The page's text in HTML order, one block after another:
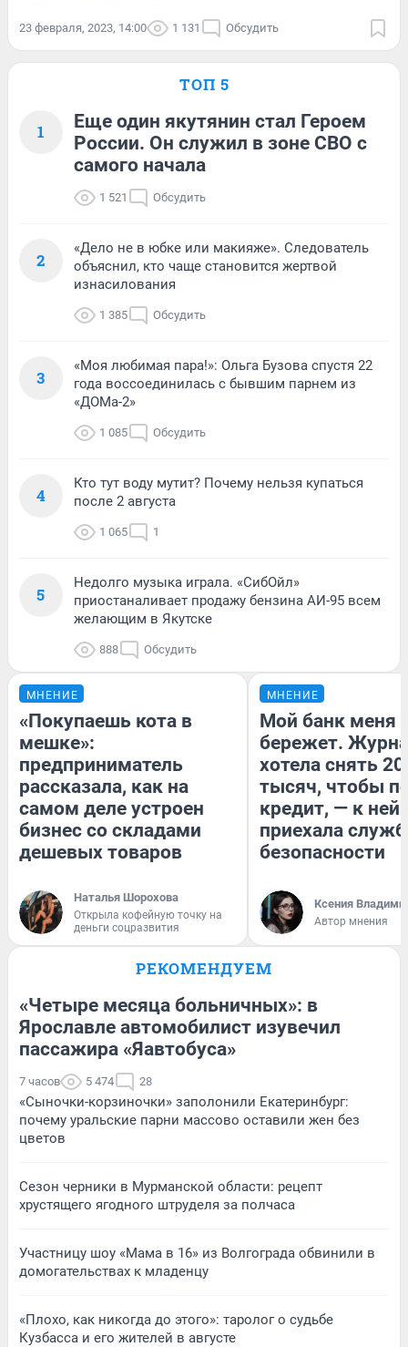
23 февраля, 2023, 14:00 1 131 Обсудить
ТОП 5
1
Еще один якутянин стал Героем
России. Он служил в зоне СВО с
самого начала
1 521 Обсудить
2
«Дело не в юбке или макияже». Следователь
объяснил, кто чаще становится жертвой
изнасилования
1 385 Обсудить
3
«Моя любимая пара!»: Ольга Бузова спустя 22
года воссоединилась с бывшим парнем из
«ДОМа-2»
1 085 Обсудить
4
Кто тут воду мутит? Почему нельзя купаться
после 2 августа
1 065 1
5
Недолго музыка играла. «СибОйл»
приостаналивает продажу бензина АИ-95 всем
желающим в Якутске
888 Обсудить
МНЕНИЕ
«Покупаешь кота в
мешке»:
предприниматель
рассказала, как на
самом деле устроен
бизнес со складами
дешевых товаров
Наталья Шорохова
Открыла кофейную точку на
деньги соцразвития
МНЕНИЕ
Мой банк меня
бережет.
хотела снять
тысяч, чтобы
кредит, — к
приехала
безопасности
Ксения
Автор мнения
РЕКОМЕНДУЕМ
«Четыре месяца больничных»: в
Ярославле автомобилист изувечил
пассажира «Яавтобуса»
7 часов 5 474 28
«Сыночки-корзиночки» заполонили Екатеринбург:
почему уральские парни массово оставили жен без
цветов
Сезон черники в Мурманской области: рецепт
хрустящего ягодного штруделя за полчаса
Участницу шоу «Мама в 16» из Волгограда обвинили в
домогательствах к младенцу
«Плохо, как никогда до этого»: таролог о судьбе
Кузбасса и его жителей в августе